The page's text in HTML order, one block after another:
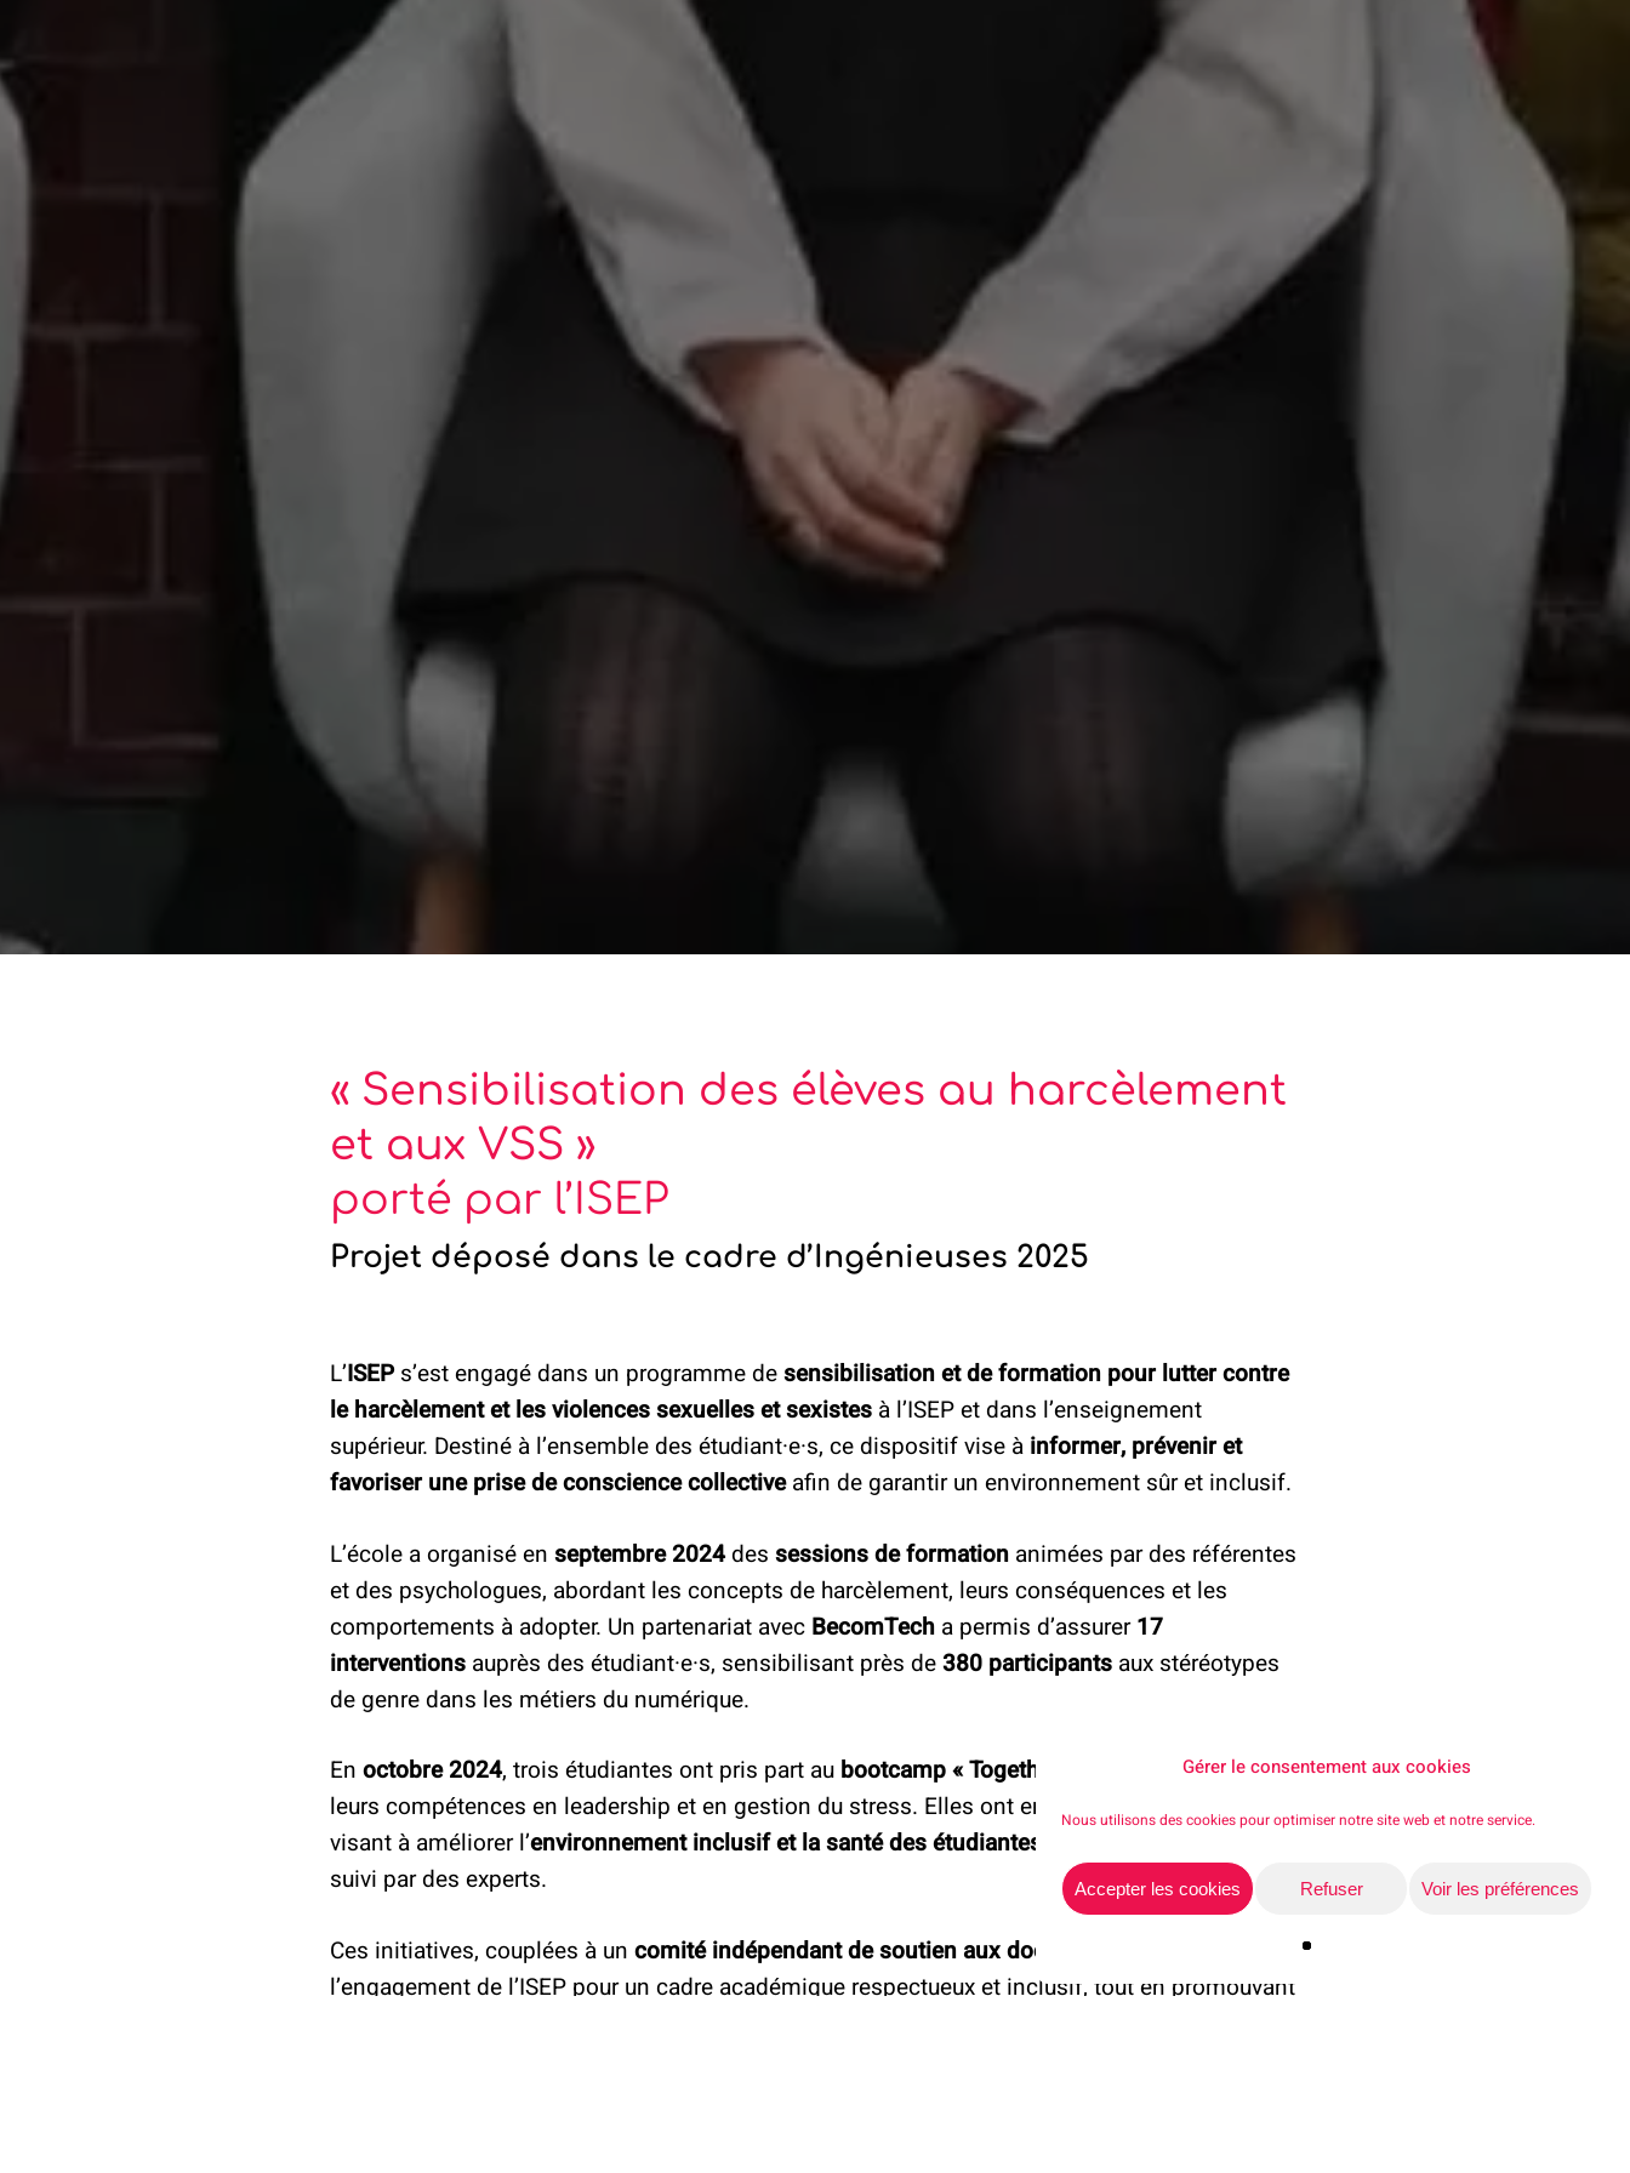
Gérer le consentement aux cookies
Nous utilisons des cookies pour optimiser notre site web et notre service.
Accepter les cookies Refuser Voir les préférences
« Sensibilisation des élèves au harcèlement
et aux VSS »
porté par l’ISEP
Projet déposé dans le cadre d’Ingénieuses 2025
L’ISEPs’est engagé dans un programme desensibilisation et de formation pour lutter contre
le harcèlement et les violences sexuelles et sexistes à l’ISEP et dans l’enseignement
supérieur. Destiné à l’ensemble des étudiant·e·s, ce dispositif vise à informer, prévenir et
favoriser une prise de conscience collectiveafin de garantir un environnement sûr et inclusif.
L’école a organisé en septembre 2024 des sessions de formation animées par des référentes
et des psychologues, abordant les concepts de harcèlement, leurs conséquences et les
comportements à adopter. Un partenariat avec BecomTech a permis d’assurer17
interventions auprès des étudiant·e·s, sensibilisant près de380 participants aux stéréotypes
de genre dans les métiers du numérique.
En octobre 2024, trois étudiantes ont pris part au bootcamp « Together in Tech »
, renforçant
leurs compétences en leadership et en gestion du stress. Elles ont ensuite lancé un projet
visant à améliorer l’environnement inclusif et la santé des étudiantes
suivi par des experts.
Ces initiatives, couplées à un comité indépendant de soutien aux doctorants
l’engagement de l’ISEP pour un cadre académique respectueux et inclusif, tout en promouvant